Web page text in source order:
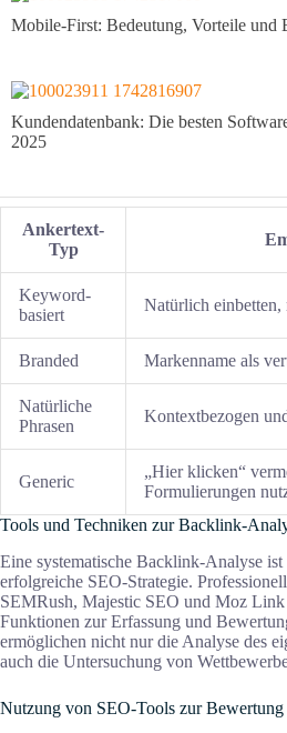
Mobile-First: Bedeutung, Vorteile und
Kundendatenbank: Die besten
2025
Ankertext-
Typ
Keyword-
basiert
Natürlich einbetten,
Branded Markenname als
Natürliche
Phrasen
Kontextbezogen
Generic
„Hier klicken“
Formulierungen
Tools und Techniken zur Backlink-
Eine systematische Backlink-Analyse
erfolgreiche SEO-Strategie.
SEMRush, Majestic SEO und Moz Link
Funktionen zur Erfassung und
ermöglichen nicht nur die Analyse des
auch die Untersuchung von
Nutzung von SEO-Tools zur